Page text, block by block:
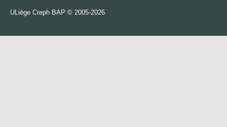
ULiège Creph BAP © 2005-2026